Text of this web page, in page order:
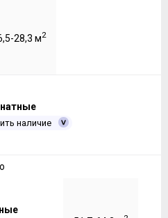
28,3 м2
наличие